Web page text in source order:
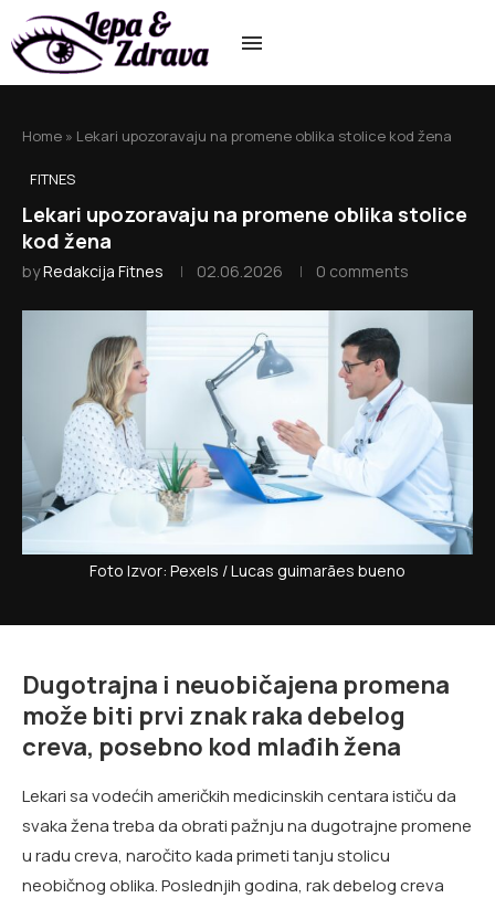
Home » Lekari upozoravaju na promene oblika stolice kod žena
FITNES
Lekari upozoravaju na promene oblika stolice
kod žena
byRedakcija Fitnes 02.06.2026 0 comments
Foto Izvor: Pexels / Lucas guimarães bueno
Dugotrajna i neuobičajena promena
može biti prvi znak raka debelog
creva, posebno kod mlađih žena
Lekari sa vodećih američkih medicinskih centara ističu da
svaka žena treba da obrati pažnju na dugotrajne promene
u radu creva, naročito kada primeti tanju stolicu
neobičnog oblika. Poslednjih godina, rak debelog creva